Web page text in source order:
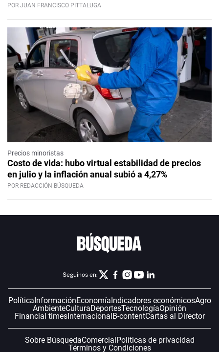
POR JUAN FRANCISCO PITTALUGA
Precios minoristas
Costo de vida: hubo virtual estabilidad de precios
en julio y la inflación anual subió a 4,27%
POR REDACCIÓN BÚSQUEDA
Seguinos en:
PolíticaInformaciónEconomíaIndicadores económicosAgro
AmbienteCulturaDeportesTecnologíaOpinión
Financial timesInternacionalB-contentCartas al Director
Sobre BúsquedaComercialPolíticas de privacidad
Términos y Condiciones